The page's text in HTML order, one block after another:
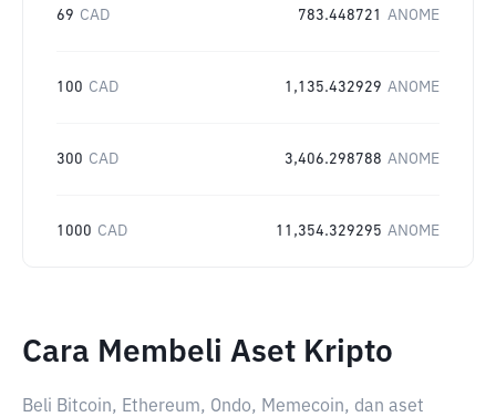
69 CAD 783.448721 ANOME
100 CAD 1,135.432929 ANOME
300 CAD 3,406.298788 ANOME
1000 CAD 11,354.329295 ANOME
Cara Membeli Aset Kripto
Beli Bitcoin, Ethereum, Ondo, Memecoin, dan aset